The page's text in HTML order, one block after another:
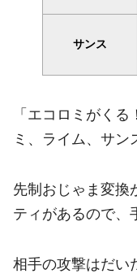
サンス
「エコロミがく
ミ、ライム、サン
先制おじゃま変換
ティがあるので、
相手の攻撃はだい